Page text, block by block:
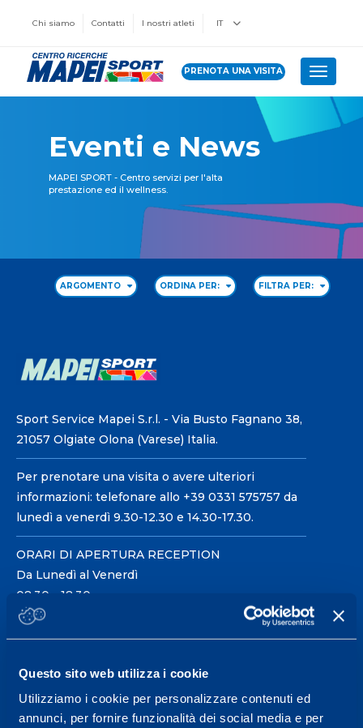
Questo sito web utilizza i cookie
Utilizziamo i cookie per personalizzare contenuti ed
annunci, per fornire funzionalità dei social media e per
Chi siamo Contatti I nostri atleti IT
PRENOTA UNA VISITA Toggle
Eventi e News
MAPEI SPORT - Centro servizi per l'alta
prestazione ed il wellness.
ARGOMENTO ORDINA PER: FILTRA PER:
Sport Service Mapei S.r.l. - Via Busto Fagnano 38,
21057 Olgiate Olona (Varese) Italia.
Per prenotare una visita o avere ulteriori
informazioni: telefonare allo +39 0331 575757 da
lunedì a venerdì 9.30-12.30 e 14.30-17.30.
ORARI DI APERTURA RECEPTION
Da Lunedì al Venerdì
08.30 - 18.30
Centro servizi per l'alta
prestazione ed il
wellness.